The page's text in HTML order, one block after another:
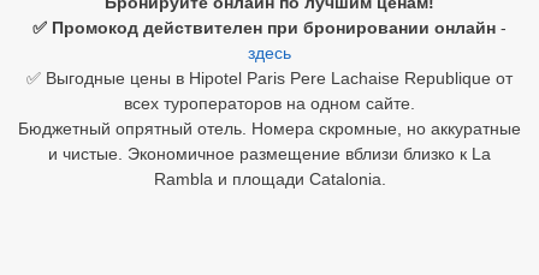
✅ Промокод действителен при бронировании онлайн -
здесь
✅ Выгодные цены в Hipotel Paris Pere Lachaise Republique от
всех туроператоров на одном сайте.
Бюджетный опрятный отель. Номера скромные, но аккуратные
и чистые. Экономичное размещение вблизи близко к La
Rambla и площади Catalonia.
Египет
Куба
Бали